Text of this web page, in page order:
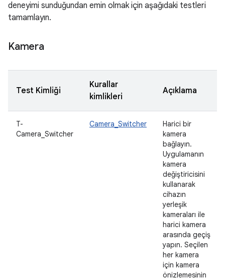
deneyimi sunduğundan emin olmak için aşağıdaki testleri
tamamlayın.
Kamera
Test Kimliği
Kurallar
kimlikleri
Açıklama
T-
Camera_Switcher
Camera_Switcher
Harici bir
kamera
bağlayın.
Uygulamanın
kamera
değiştiricisini
kullanarak
cihazın
yerleşik
kameraları ile
harici kamera
arasında geçiş
yapın. Seçilen
her kamera
için kamera
önizlemesinin